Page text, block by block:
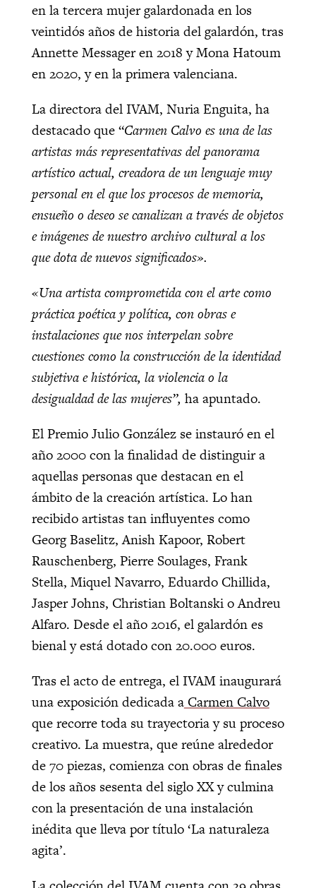
en la tercera mujer galardonada en los
veintidós años de historia del galardón, tras
Annette Messager en 2018 y Mona Hatoum
en 2020, y en la primera valenciana.
La directora del IVAM, Nuria Enguita, ha
destacado que “Carmen Calvo es una de las
artistas más representativas del panorama
artístico actual, creadora de un lenguaje muy
personal en el que los procesos de memoria,
ensueño o deseo se canalizan a través de objetos
e imágenes de nuestro archivo cultural a los
que dota de nuevos significados».
«Una artista comprometida con el arte como
práctica poética y política, con obras e
instalaciones que nos interpelan sobre
cuestiones como la construcción de la identidad
subjetiva e histórica, la violencia o la
desigualdad de las mujeres”, ha apuntado.
El Premio Julio González se instauró en el
año 2000 con la finalidad de distinguir a
aquellas personas que destacan en el
ámbito de la creación artística. Lo han
recibido artistas tan influyentes como
Georg Baselitz, Anish Kapoor, Robert
Rauschenberg, Pierre Soulages, Frank
Stella, Miquel Navarro, Eduardo Chillida,
Jasper Johns, Christian Boltanski o Andreu
Alfaro. Desde el año 2016, el galardón es
bienal y está dotado con 20.000 euros.
Tras el acto de entrega, el IVAM inaugurará
una exposición dedicada aCarmen Calvo
que recorre toda su trayectoria y su proceso
creativo. La muestra, que reúne alrededor
de 70 piezas, comienza con obras de finales
de los años sesenta del siglo XX y culmina
con la presentación de una instalación
inédita que lleva por título ‘La naturaleza
agita’.